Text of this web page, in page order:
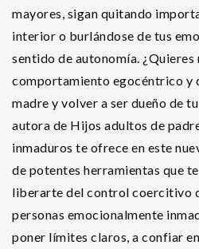
mayores, sigan quitando
interior o burlándose de tus
sentido de autonomía.
comportamiento egocéntrico y
madre y volver a ser dueño de
autora de Hijos adultos de
inmaduros te ofrece en este
de potentes herramientas que
liberarte del control coercitivo
personas emocionalmente
poner límites claros, a confiar